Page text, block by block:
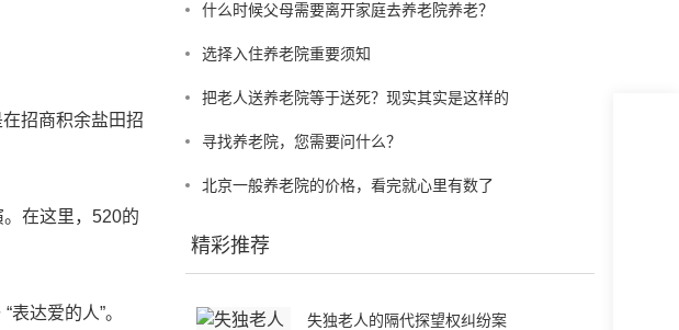
招商积余盐田招
在这里，520的
达爱的人”。
什么时候父母需要离开家庭去养老院养老？
选择入住养老院重要须知
把老人送养老院等于送死？现实其实是这样的
寻找养老院，您需要问什么？
北京一般养老院的价格，看完就心里有数了
精彩推荐
失独老人的隔代探望权纠纷案